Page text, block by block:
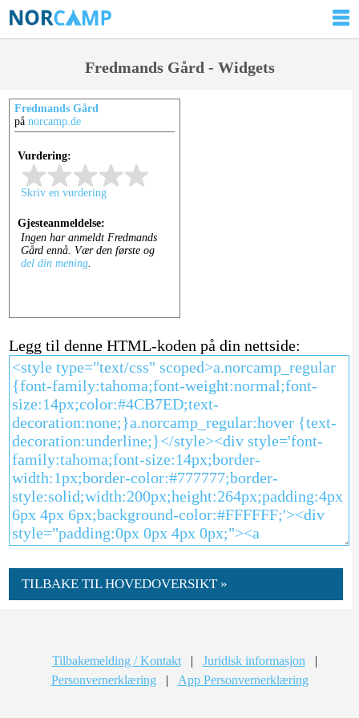
Fredmands Gård - Widgets
Fredmands Gård
på norcamp.de
Legg til denne HTML-koden på din nettside:
TILBAKE TIL HOVEDOVERSIKT »
Tilbakemelding / Kontakt | Juridisk informasjon
|
Personvernerklæring
| App Personvernerklæring